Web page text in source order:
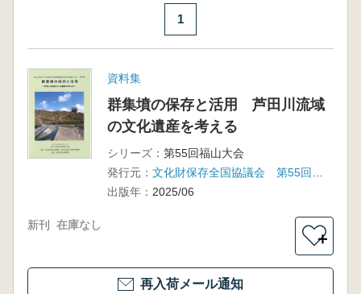
1
資料集
群集墳の保存と活用 芦田川流域
の文化遺産を考える
シリーズ： 第55回福山大会
発行元：
出版年： 2025/06
新刊 在庫なし
＋
再入荷メール通知